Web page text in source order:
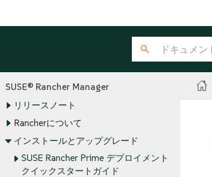
SUSE® Rancher Manager
リリースノート
Rancherについて
インストールとアップグレード
SUSE Rancher Prime デプロイメント
クイックスタートガイド